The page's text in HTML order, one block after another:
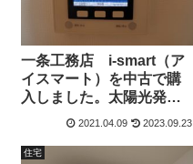
一条工務店 i-smart（ア
イスマート）を中古で購
入しました。太陽光発電
売電実績と電気代 2021
2021.04.09 2023.09.23
住宅